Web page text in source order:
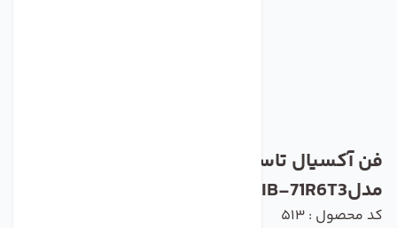
فن آکسیال تاسیساتی یوروونت دمنده
مدلVIB-71R6T3
کد محصول : 513